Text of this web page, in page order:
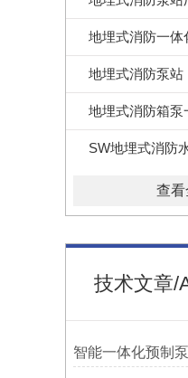
地埋式消防一体
地埋式消防泵站
地埋式消防箱泵
SW地埋式消防
查看
技术文章/
智能一体化预制